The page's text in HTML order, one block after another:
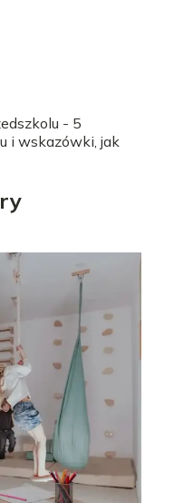
- 5
i wskazówki, jak